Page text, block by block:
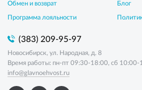
Обмен и возврат
Программа лояльности
Блог
(383) 209-95-97
Новосибирск, ул. Народная, д. 8
Время работы: пн-пт 09:30-18:00, сб 10:00-
info@glavnoehvost.ru